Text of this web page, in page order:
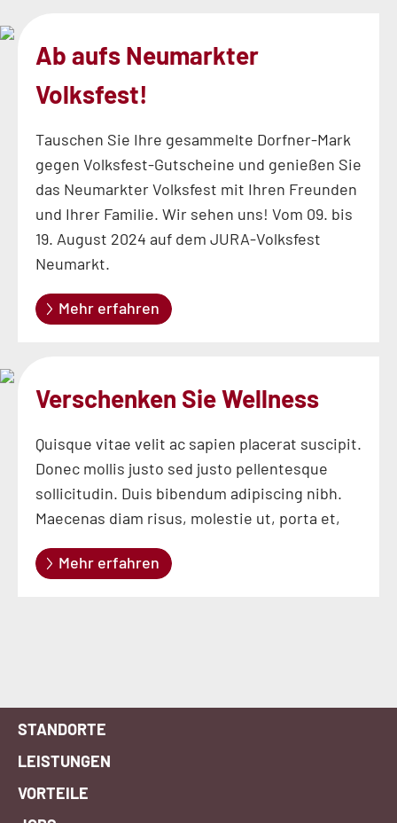
Ab aufs Neumarkter
Volksfest!
Tauschen Sie Ihre gesammelte Dorfner-Mark
gegen Volksfest-Gutscheine und genießen Sie
das Neumarkter Volksfest mit Ihren Freunden
und Ihrer Familie. Wir sehen uns! Vom 09. bis
19. August 2024 auf dem JURA-Volksfest
Neumarkt.
Mehr erfahren
Verschenken Sie Wellness
Quisque vitae velit ac sapien placerat suscipit.
Donec mollis justo sed justo pellentesque
sollicitudin. Duis bibendum adipiscing nibh.
Maecenas diam risus, molestie ut, porta et,
Mehr erfahren
STANDORTE
LEISTUNGEN
VORTEILE